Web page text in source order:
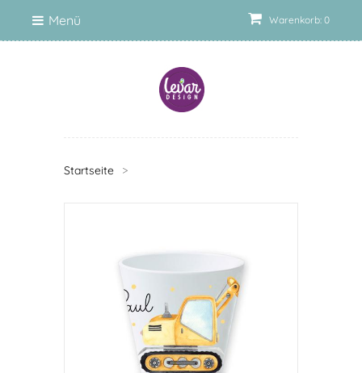
Warenkorb: 0
Menü
Startseite >